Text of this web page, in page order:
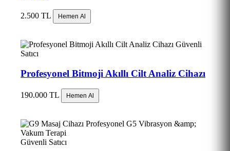
2.500 TL Hemen Al
Güvenli
Satıcı
Profesyonel Bitmoji Akıllı Cilt Analiz Cihazı
190.000 TL Hemen Al
Güvenli Satıcı